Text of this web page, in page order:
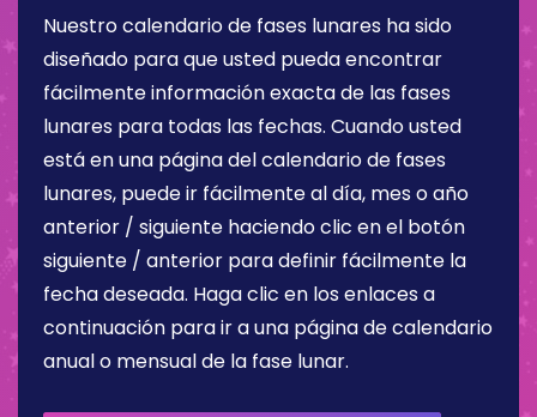
Nuestro calendario de fases lunares ha sido
diseñado para que usted pueda encontrar
fácilmente información exacta de las fases
lunares para todas las fechas. Cuando usted
está en una página del calendario de fases
lunares, puede ir fácilmente al día, mes o año
anterior / siguiente haciendo clic en el botón
siguiente / anterior para definir fácilmente la
fecha deseada. Haga clic en los enlaces a
continuación para ir a una página de calendario
anual o mensual de la fase lunar.